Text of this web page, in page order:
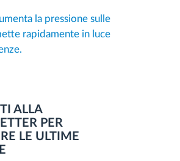
la pressione sulle
rapidamente in luce
ALLA
PER
LE ULTIME